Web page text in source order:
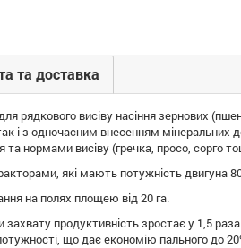
та доставка
рядкового висіву насіння зернових
і з одночасним внесенням мінеральних
та нормами висіву (гречка, просо, сорго
які мають потужність двигуна
на полях площею від 20 га.
продуктивність зростає у 1,5
що дає економію пального до